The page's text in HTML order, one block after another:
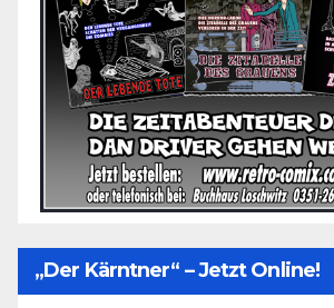
„Der Kärntner“ – Jetzt Online!